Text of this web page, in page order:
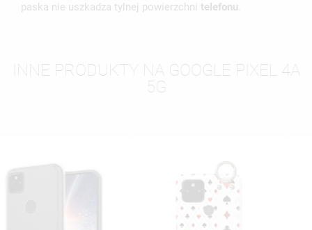
paska nie uszkadza tylnej powierzchni telefonu
INNE PRODUKTY NA GOOGLE PIXEL 4A
5G